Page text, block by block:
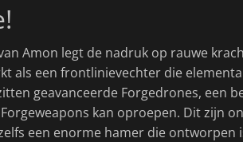
Amon legt de nadruk op rauwe
als een frontlinievechter die
geavanceerde Forgedrones, een
kan oproepen. Dit zijn
een enorme hamer die